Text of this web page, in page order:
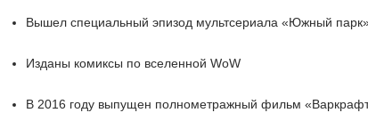
Вышел специальный эпизод мультсериала «Южный
Изданы комиксы по вселенной WoW
В 2016 году выпущен полнометражный фильм